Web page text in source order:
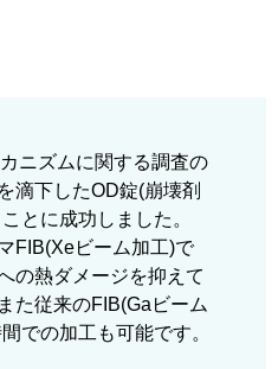
ニズムに関する調査の
滴下したOD錠(崩壊剤
とに成功しました。
FIB(Xeビーム加工)で
の熱ダメージを抑えて
た従来のFIB(Gaビーム
での加工も可能です。